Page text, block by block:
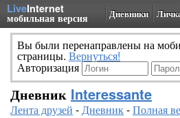
LiveInternet
мобильная версия Дневники
Вы были перенаправлены на
страницы. Вернуться!
Авторизация
Дневник Interessante
Лента друзей -Дневник-Полная